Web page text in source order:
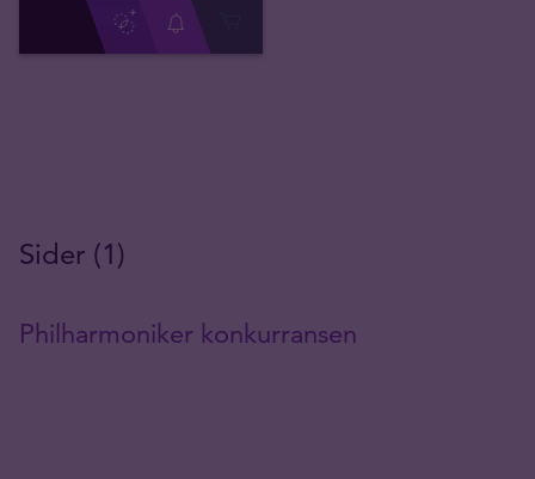
Sider (1)
Philharmoniker konkurransen